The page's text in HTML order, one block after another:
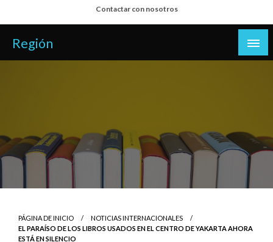
al
contenido
Contactar con nosotros
Región
PÁGINA DE INICIO
NOTICIAS INTERNACIONALES
EL PARAÍSO DE LOS LIBROS USADOS EN EL CENTRO DE YAKARTA AHORA
ESTÁ EN SILENCIO